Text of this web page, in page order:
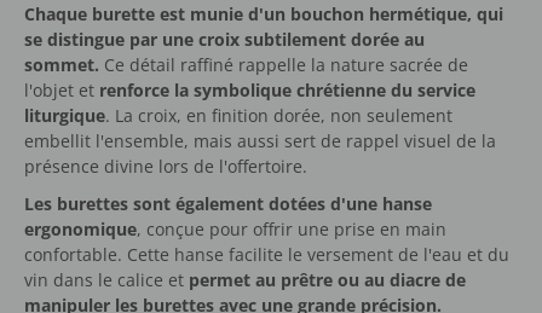
Chaque burette est munie d'un bouchon hermétique, qui
se distingue par une croix subtilement dorée au
sommet. Ce détail raffiné rappelle la nature sacrée de
l'objet et renforce la symbolique chrétienne du service
liturgique. La croix, en finition dorée, non seulement
embellit l'ensemble, mais aussi sert de rappel visuel de la
présence divine lors de l'offertoire.
Les burettes sont également dotées d'une hanse
ergonomique, conçue pour offrir une prise en main
confortable. Cette hanse facilite le versement de l'eau et du
vin dans le calice et permet au prêtre ou au diacre de
manipuler les burettes avec une grande précision.